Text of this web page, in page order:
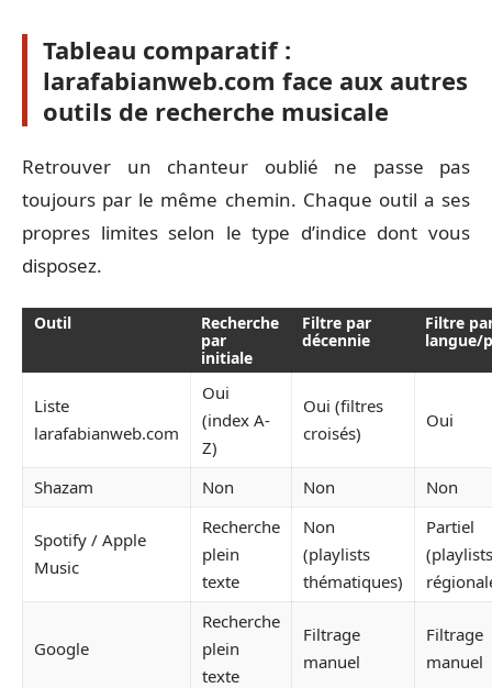
Tableau comparatif :
larafabianweb.com face aux autres
outils de recherche musicale
Retrouver un chanteur oublié ne passe pas
toujours par le même chemin. Chaque outil a ses
propres limites selon le type d’indice dont vous
disposez.
Outil
Recherche
par
initiale
Filtre par
décennie
Filtre
langue/
Liste
larafabianweb.com
Oui
(index A-
Z)
Oui (filtres
croisés)
Oui
Shazam Non Non Non
Spotify / Apple
Music
Recherche
plein
texte
Non
(playlists
thématiques)
Partiel
(playlists
Google
Recherche
plein
texte
Filtrage
manuel
Filtrage
manuel